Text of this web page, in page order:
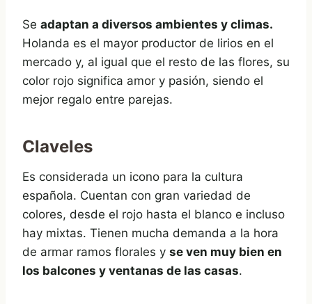
Se adaptan a diversos ambientes y climas.
Holanda es el mayor productor de lirios en el
mercado y, al igual que el resto de las flores, su
color rojo significa amor y pasión, siendo el
mejor regalo entre parejas.
Claveles
Es considerada un icono para la cultura
española. Cuentan con gran variedad de
colores, desde el rojo hasta el blanco e incluso
hay mixtas. Tienen mucha demanda a la hora
de armar ramos florales y se ven muy bien en
los balcones y ventanas de las casas.